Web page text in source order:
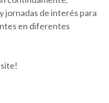
jornadas de interés para
en diferentes